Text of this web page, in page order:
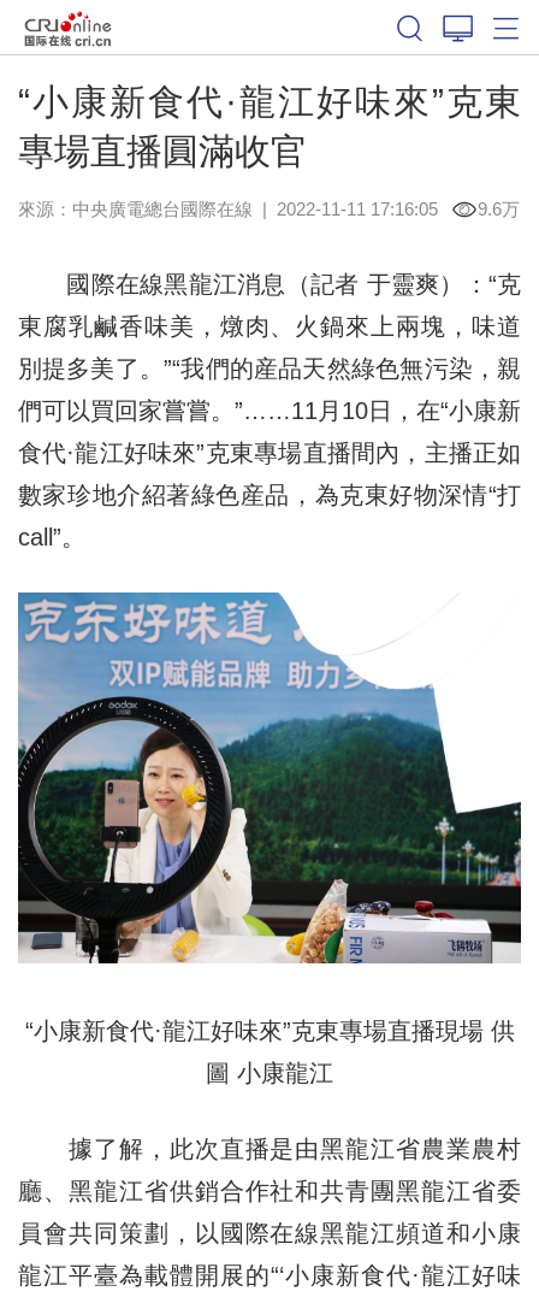
“小康新食代·龍江好味來”克東
專場直播圓滿收官
來源：中央廣電總台國際在線 | 2022-11-11 17:16:05 9.6万
國際在線黑龍江消息（記者 于靈爽）：“克
東腐乳鹹香味美，燉肉、火鍋來上兩塊，味道
別提多美了。”“我們的産品天然綠色無污染，親
們可以買回家嘗嘗。”……11月10日，在“小康新
食代·龍江好味來”克東專場直播間內，主播正如
數家珍地介紹著綠色産品，為克東好物深情“打
call”。
“小康新食代·龍江好味來”克東專場直播現場 供
圖 小康龍江
據了解，此次直播是由黑龍江省農業農村
廳、黑龍江省供銷合作社和共青團黑龍江省委
員會共同策劃，以國際在線黑龍江頻道和小康
龍江平臺為載體開展的“‘小康新食代·龍江好味